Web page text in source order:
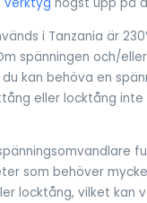
i Tanzania är
spänningen och/
kan behöva en
eller locktång
som behöver
locktång, vilket kan